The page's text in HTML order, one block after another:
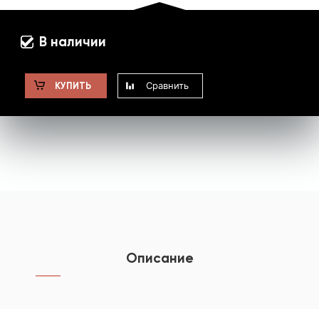
В наличии
КУПИТЬ Сравнить
Описание